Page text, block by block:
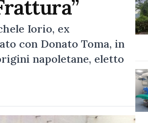
Iorio, ex
con Donato Toma, in
napoletane, eletto